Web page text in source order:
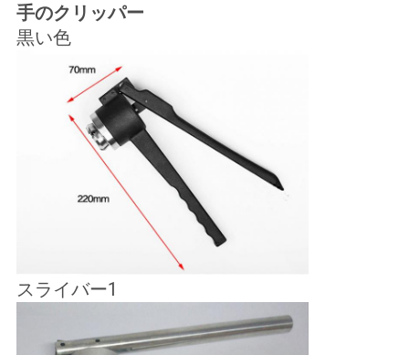
手のクリッパー
黒い色
スライバー1